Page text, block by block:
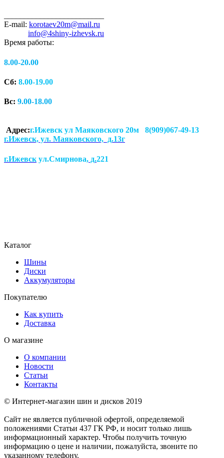
E-mail: korotaev20m@mail.ru
info@4shiny-izhevsk.ru
Время работы:
8.00-20.00
Сб: 8.00-19.00
Вс: 9.00-18.00
Адрес:г.Ижевск ул Маяковского 20м 8(909)067-49-13
г.Ижевск, ул. Маяковского, д.13г
г.Ижевск ул.Смирнова, д.221
Каталог
Шины
Диски
Аккумуляторы
Покупателю
Как купить
Доставка
О магазине
О компании
Новости
Статьи
Контакты
© Интернет-магазин шин и дисков 2019
Сайт не является публичной офертой, определяемой
положениями Статьи 437 ГК РФ, и носит только лишь
информационный характер. Чтобы получить точную
информацию о цене и наличии, пожалуйста, звоните по
указанному телефону.